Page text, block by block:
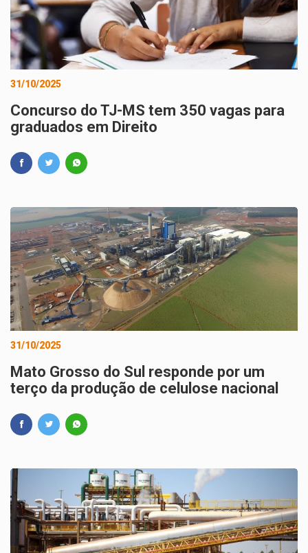
31/10/2025
Concurso do TJ-MS tem 350 vagas para
graduados em Direito
31/10/2025
Mato Grosso do Sul responde por um
terço da produção de celulose nacional